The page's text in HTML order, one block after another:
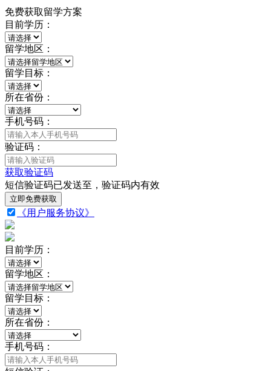
免费获取留学方案
目前学历：
留学地区：
留学目标：
所在省份：
手机号码：
验证码：
获取验证码
短信验证码已发送至 ，验证码内有效
立即免费获取
《用户服务协议》
目前学历：
留学地区：
留学目标：
所在省份：
手机号码：